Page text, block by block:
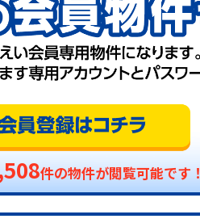
件の物件が閲覧可能です！